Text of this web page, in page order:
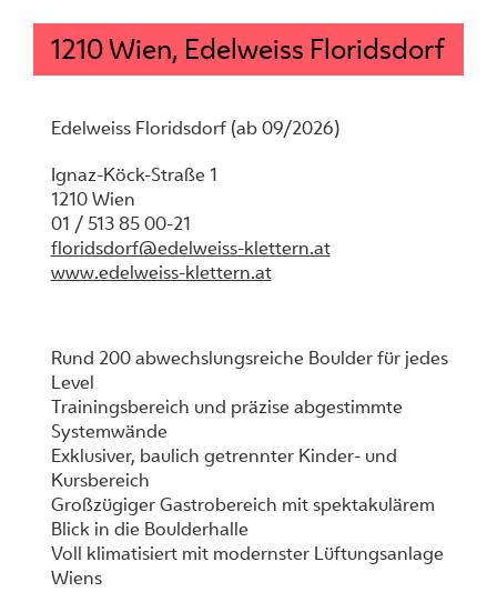
1210 Wien, Edelweiss Floridsdorf
Edelweiss Floridsdorf (ab 09/2026)
Ignaz-Köck-Straße 1
1210 Wien
01 / 513 85 00-21
floridsdorf@edelweiss-klettern.at
www.edelweiss-klettern.at
Rund 200 abwechslungsreiche Boulder für jedes
Level
Trainingsbereich und präzise abgestimmte
Systemwände
Exklusiver, baulich getrennter Kinder- und
Kursbereich
Großzügiger Gastrobereich mit spektakulärem
Blick in die Boulderhalle
Voll klimatisiert mit modernster Lüftungsanlage
Wiens